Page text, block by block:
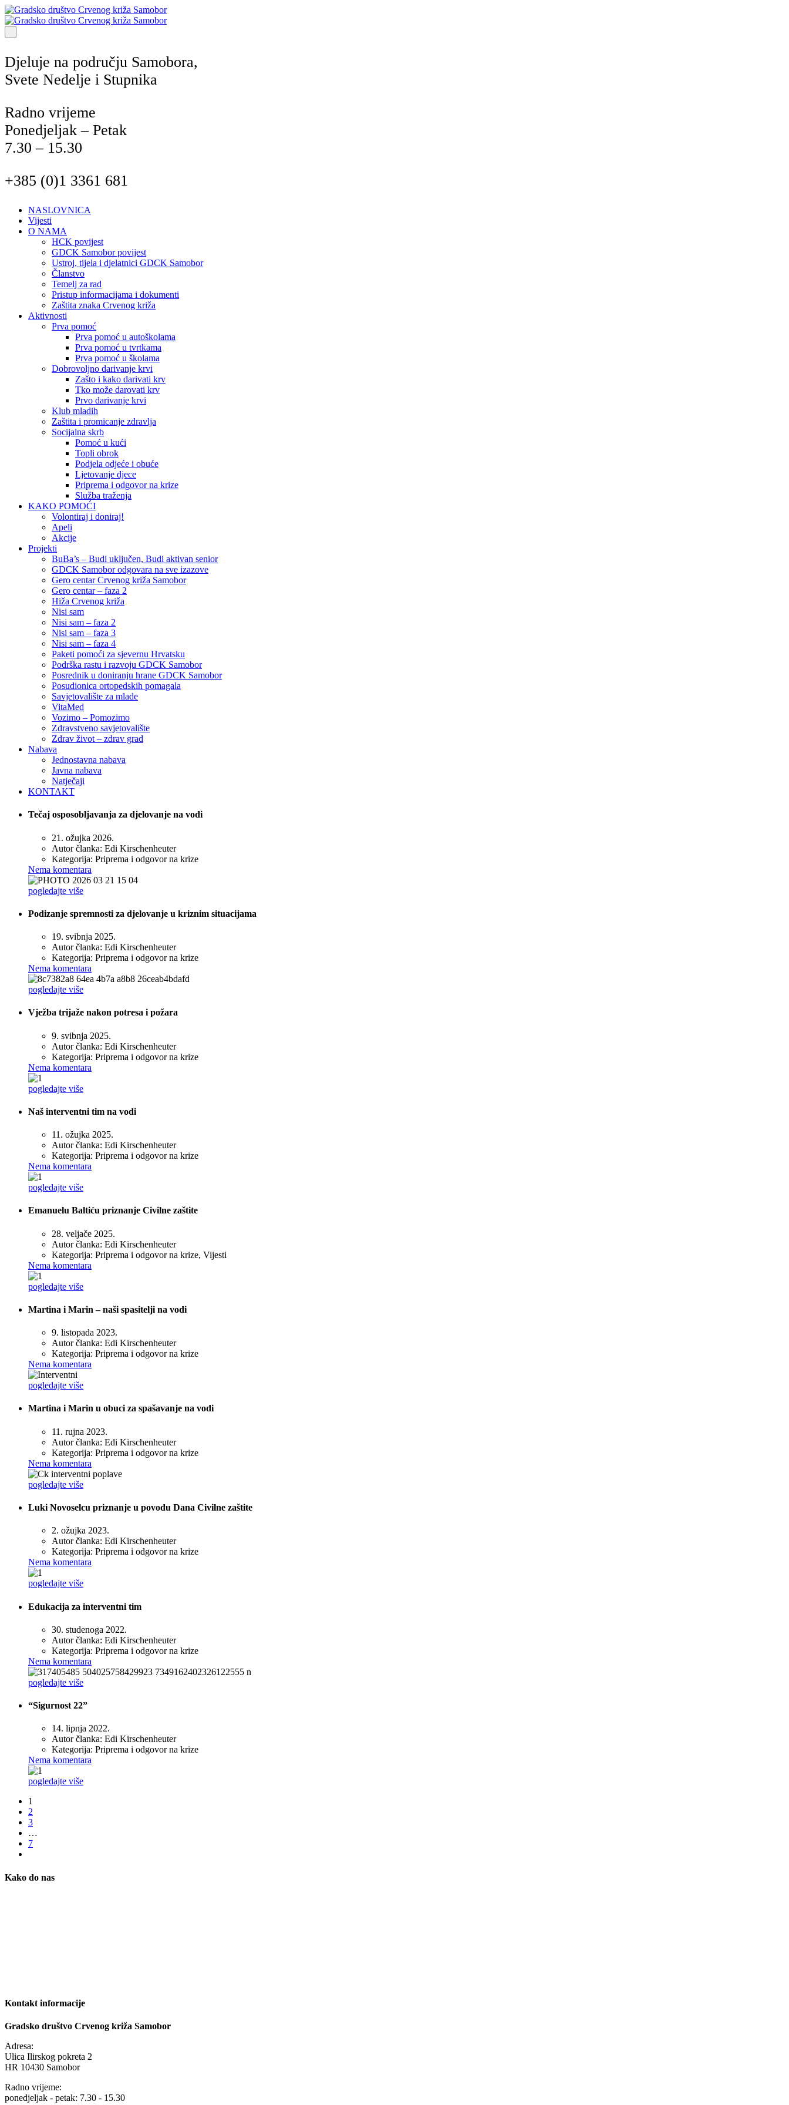
Djeluje na području Samobora,
Svete Nedelje i Stupnika
Radno vrijeme
Ponedjeljak – Petak
7.30 – 15.30
+385 (0)1 3361 681
NASLOVNICA
Vijesti
O NAMA
HCK povijest
GDCK Samobor povijest
Ustroj, tijela i djelatnici GDCK Samobor
Članstvo
Temelj za rad
Pristup informacijama i dokumenti
Zaštita znaka Crvenog križa
Aktivnosti
Prva pomoć
Prva pomoć u autoškolama
Prva pomoć u tvrtkama
Prva pomoć u školama
Dobrovoljno darivanje krvi
Zašto i kako darivati krv
Tko može darovati krv
Prvo darivanje krvi
Klub mladih
Zaštita i promicanje zdravlja
Socijalna skrb
Pomoć u kući
Topli obrok
Podjela odjeće i obuće
Ljetovanje djece
Priprema i odgovor na krize
Služba traženja
KAKO POMOĆI
Volontiraj i doniraj!
Apeli
Akcije
Projekti
BuBa’s – Budi uključen, Budi aktivan senior
GDCK Samobor odgovara na sve izazove
Gero centar Crvenog križa Samobor
Gero centar – faza 2
Hiža Crvenog križa
Nisi sam
Nisi sam – faza 2
Nisi sam – faza 3
Nisi sam – faza 4
Paketi pomoći za sjevernu Hrvatsku
Podrška rastu i razvoju GDCK Samobor
Posrednik u doniranju hrane GDCK Samobor
Posudionica ortopedskih pomagala
Savjetovalište za mlade
VitaMed
Vozimo – Pomozimo
Zdravstveno savjetovalište
Zdrav život – zdrav grad
Nabava
Jednostavna nabava
Javna nabava
Natječaji
KONTAKT
Tečaj osposobljavanja za djelovanje na vodi
21. ožujka 2026.
Autor članka: Edi Kirschenheuter
Kategorija: Priprema i odgovor na krize
Nema komentara
pogledajte više
Podizanje spremnosti za djelovanje u kriznim situacijama
19. svibnja 2025.
Autor članka: Edi Kirschenheuter
Kategorija: Priprema i odgovor na krize
Nema komentara
pogledajte više
Vježba trijaže nakon potresa i požara
9. svibnja 2025.
Autor članka: Edi Kirschenheuter
Kategorija: Priprema i odgovor na krize
Nema komentara
pogledajte više
Naš interventni tim na vodi
11. ožujka 2025.
Autor članka: Edi Kirschenheuter
Kategorija: Priprema i odgovor na krize
Nema komentara
pogledajte više
Emanuelu Baltiću priznanje Civilne zaštite
28. veljače 2025.
Autor članka: Edi Kirschenheuter
Kategorija: Priprema i odgovor na krize, Vijesti
Nema komentara
pogledajte više
Martina i Marin – naši spasitelji na vodi
9. listopada 2023.
Autor članka: Edi Kirschenheuter
Kategorija: Priprema i odgovor na krize
Nema komentara
pogledajte više
Martina i Marin u obuci za spašavanje na vodi
11. rujna 2023.
Autor članka: Edi Kirschenheuter
Kategorija: Priprema i odgovor na krize
Nema komentara
pogledajte više
Luki Novoselcu priznanje u povodu Dana Civilne zaštite
2. ožujka 2023.
Autor članka: Edi Kirschenheuter
Kategorija: Priprema i odgovor na krize
Nema komentara
pogledajte više
Edukacija za interventni tim
30. studenoga 2022.
Autor članka: Edi Kirschenheuter
Kategorija: Priprema i odgovor na krize
Nema komentara
pogledajte više
“Sigurnost 22”
14. lipnja 2022.
Autor članka: Edi Kirschenheuter
Kategorija: Priprema i odgovor na krize
Nema komentara
pogledajte više
1
2
3
…
7
Kako do nas
Kontakt informacije
Gradsko društvo Crvenog križa Samobor
Adresa:
Ulica Ilirskog pokreta 2
HR 10430 Samobor
Radno vrijeme:
ponedjeljak - petak: 7.30 - 15.30